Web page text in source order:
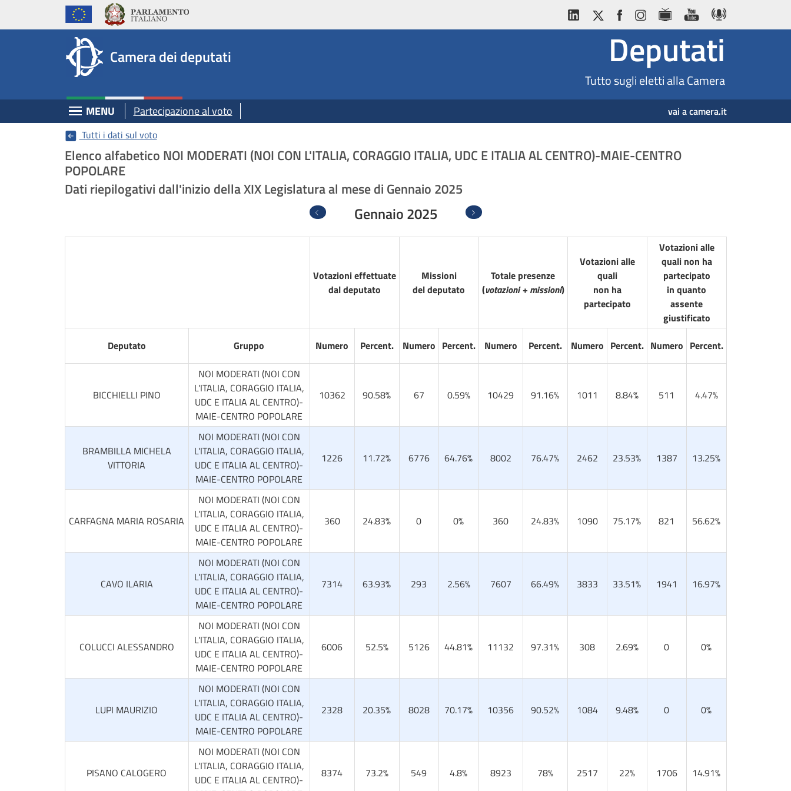
Deputati, Camera dei Deputati -
Salta al contenuto principale
Salta al menu di navigazione
Camera dei deputati Deputati
Tutto sugli eletti alla Camera
MENU
EspandiPartecipazione al voto
vai a camera.it
Tutti i dati sul voto
Elenco alfabetico NOI MODERATI (NOI CON L'ITALIA, CORAGGIO ITALIA, UDC E ITALIA AL CENTRO)-MAIE-CENTRO
POPOLARE
Dati riepilogativi dall'inizio della XIX Legislatura al mese di Gennaio 2025
Precedente Gennaio 2025 Successivo
Votazioni effettuate
dal deputato
Missioni
del deputato
Totale presenze
(votazioni + missioni)
Votazioni alle
quali
non ha
partecipato
Votazioni alle
quali non ha
partecipato
in quanto
assente
giustificato
Deputato
Gruppo Numero Percent. Numero Percent. Numero Percent. Numero Percent. Numero Percent.
BICCHIELLI PINO
NOI MODERATI (NOI CON
L'ITALIA, CORAGGIO ITALIA,
UDC E ITALIA AL CENTRO)-
MAIE-CENTRO POPOLARE
10362 90.58% 67 0.59% 10429 91.16% 1011 8.84% 511 4.47%
BRAMBILLA MICHELA
VITTORIA
NOI MODERATI (NOI CON
L'ITALIA, CORAGGIO ITALIA,
UDC E ITALIA AL CENTRO)-
MAIE-CENTRO POPOLARE
1226 11.72% 6776 64.76% 8002 76.47% 2462 23.53% 1387 13.25%
CARFAGNA MARIA ROSARIA
NOI MODERATI (NOI CON
L'ITALIA, CORAGGIO ITALIA,
UDC E ITALIA AL CENTRO)-
MAIE-CENTRO POPOLARE
360 24.83% 0 0% 360 24.83% 1090 75.17% 821 56.62%
CAVO ILARIA
NOI MODERATI (NOI CON
L'ITALIA, CORAGGIO ITALIA,
UDC E ITALIA AL CENTRO)-
MAIE-CENTRO POPOLARE
7314 63.93% 293 2.56% 7607 66.49% 3833 33.51% 1941 16.97%
COLUCCI ALESSANDRO
NOI MODERATI (NOI CON
L'ITALIA, CORAGGIO ITALIA,
UDC E ITALIA AL CENTRO)-
MAIE-CENTRO POPOLARE
6006 52.5% 5126 44.81% 11132 97.31% 308 2.69% 0 0%
LUPI MAURIZIO
NOI MODERATI (NOI CON
L'ITALIA, CORAGGIO ITALIA,
UDC E ITALIA AL CENTRO)-
MAIE-CENTRO POPOLARE
2328 20.35% 8028 70.17% 10356 90.52% 1084 9.48% 0 0%
PISANO CALOGERO
NOI MODERATI (NOI CON
L'ITALIA, CORAGGIO ITALIA,
UDC E ITALIA AL CENTRO)-
8374 73.2% 549 4.8% 8923 78% 2517 22% 1706 14.91%
Navigazione pagine di servizio
Salta al contenuto principale
Salta al menu di navigazione
Vai a inizio pagina